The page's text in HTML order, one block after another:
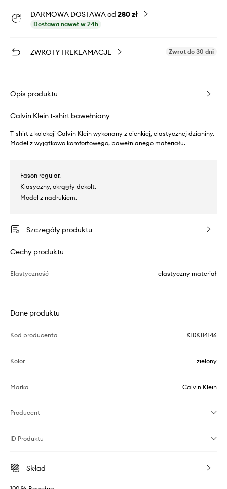
DARMOWA DOSTAWA od 280 zł
Dostawa nawet w 24h
ZWROTY I REKLAMACJE Zwrot do 30 dni
Opis produktu
Calvin Klein t-shirt bawełniany
T-shirt z kolekcji Calvin Klein wykonany z cienkiej, elastycznej dzianiny.
Model z wyjątkowo komfortowego, bawełnianego materiału.
- Fason regular.
- Klasyczny, okrągły dekolt.
- Model z nadrukiem.
Szczegóły produktu
Cechy produktu
Elastyczność elastyczny materiał
Dane produktu
Kod producenta K10K114146
Kolor zielony
Marka Calvin Klein
Producent
ID Produktu
Skład